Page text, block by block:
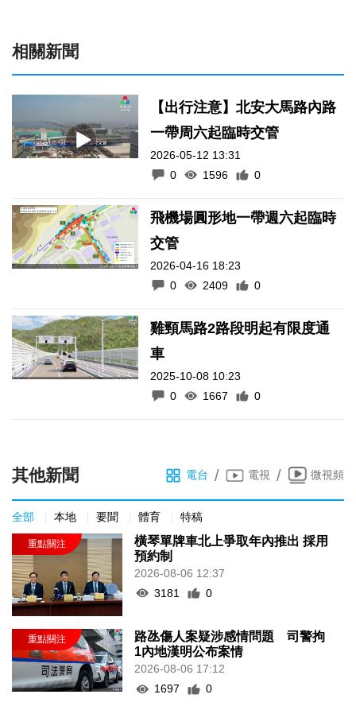
相關新聞
【出行注意】北安大馬路內路
一帶周六起臨時交管
2026-05-12 13:31
0
1596 0
飛機場圓形地一帶週六起臨時
交管
2026-04-16 18:23
0
2409 0
雞頸馬路2路段明起有限度通
車
2025-10-08 10:23
0
1667 0
其他新聞 電台 / 電視 / 微視頻
全部 本地 要聞 體育 特稿
橫琴單牌車北上爭取年內推出 採用
預約制
2026-08-06 12:37
3181
0
路氹傷人案疑涉感情問題 司警拘
1內地漢明公布案情
2026-08-06 17:12
1697
0